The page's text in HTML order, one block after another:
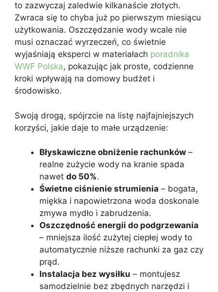
to zazwyczaj zaledwie kilkanaście złotych.
Zwraca się to chyba już po pierwszym miesiącu
użytkowania. Oszczędzanie wody wcale nie
musi oznaczać wyrzeczeń, co świetnie
wyjaśniają eksperci w materiałach poradnika
WWF Polska, pokazując jak proste, codzienne
kroki wpływają na domowy budżet i
środowisko.
Swoją drogą, spójrzcie na listę najfajniejszych
korzyści, jakie daje to małe urządzenie:
Błyskawiczne obniżenie rachunków –
realne zużycie wody na kranie spada
nawet do 50%.
Świetne ciśnienie strumienia – bogata,
miękka i napowietrzona woda doskonale
zmywa mydło i zabrudzenia.
Oszczędność energii do podgrzewania
– mniejsza ilość zużytej ciepłej wody to
automatycznie niższe rachunki za gaz czy
prąd.
Instalacja bez wysiłku – montujesz
samodzielnie bez zbędnych narzędzi i